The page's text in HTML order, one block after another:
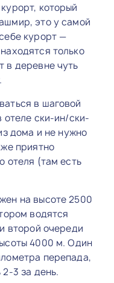
который
это у самой
курорт —
только
в деревне чуть
в шаговой
отеле ски-ин/ски-
дома и не нужно
приятно
отеля (там есть
на высоте 2500
водятся
второй очереди
4000 м. Один
перепада,
3 за день.